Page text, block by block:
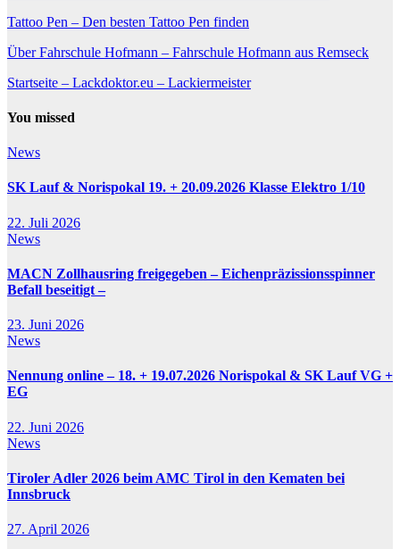
Tattoo Pen – Den besten Tattoo Pen finden
Über Fahrschule Hofmann – Fahrschule Hofmann aus Remseck
Startseite – Lackdoktor.eu – Lackiermeister
You missed
News
SK Lauf & Norispokal 19. + 20.09.2026 Klasse Elektro 1/10
22. Juli 2026
News
MACN Zollhausring freigegeben – Eichenpräzissionsspinner
Befall beseitigt –
23. Juni 2026
News
Nennung online – 18. + 19.07.2026 Norispokal & SK Lauf VG +
EG
22. Juni 2026
News
Tiroler Adler 2026 beim AMC Tirol in den Kematen bei
Innsbruck
27. April 2026